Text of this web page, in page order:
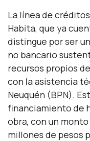
La línea de
Habita, que ya
distingue por ser
no bancario
recursos propios
con la asistencia
Neuquén (BPN).
financiamiento de
obra, con un
millones de pesos